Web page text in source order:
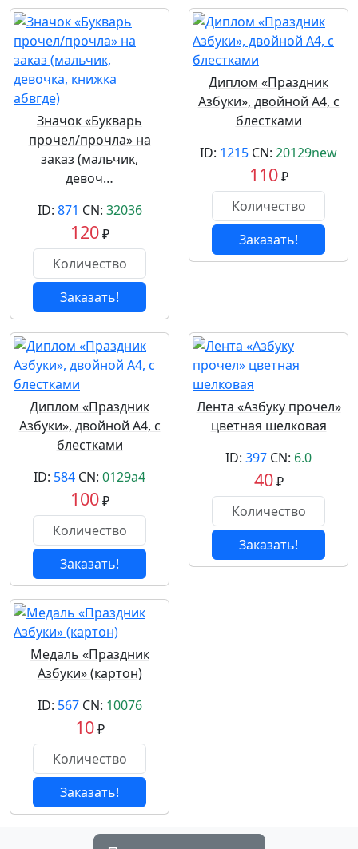
Значок «Букварь
прочел/прочла» на
заказ (мальчик,
девоч…
ID: 871 CN: 32036
120₽
Заказать!
Диплом «Праздник
Азбуки», двойной А4, с
блестками
ID: 1215 CN: 20129new
110₽
Заказать!
Диплом «Праздник
Азбуки», двойной А4, с
блестками
ID: 584 CN: 0129a4
100₽
Заказать!
Лента «Азбуку прочел»
цветная шелковая
ID: 397 CN: 6.0
40₽
Заказать!
Медаль «Праздник
Азбуки» (картон)
ID: 567CN: 10076
10₽
Заказать!